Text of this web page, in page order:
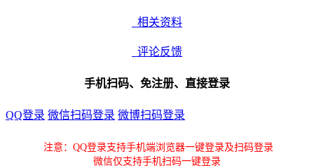
相关资料
评论反馈
手机扫码、免注册、直接登录
QQ登录 微信扫码登录 微博扫码登录
注意：QQ登录支持手机端浏览器一键登录及扫码登录
微信仅支持手机扫码一键登录